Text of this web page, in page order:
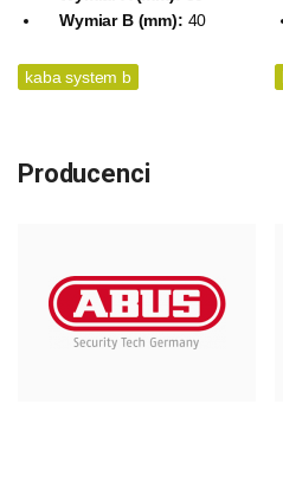
Wymiar B (mm): 40
kaba system b
Producenci